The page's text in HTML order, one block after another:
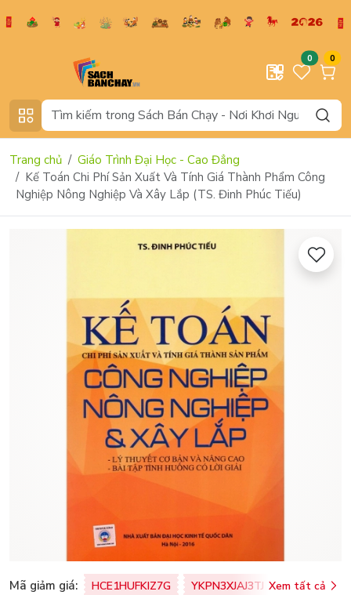
0 0
Trang chủ
Giáo Trình Đại Học - Cao Đẳng
Kế Toán Chi Phí Sản Xuất Và Tính Giá Thành Phẩm Công
Nghiệp Nông Nghiệp Và Xây Lắp (TS. Đinh Phúc Tiếu)
Mã giảm giá: HCE1HUFKIZ7G YKPN3XJAJ3TJ Xem tất cả